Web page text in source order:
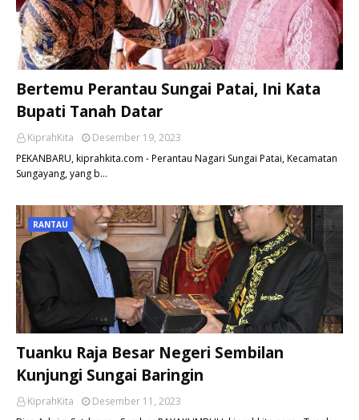
Bertemu Perantau Sungai Patai, Ini Kata
Bupati Tanah Datar
KiprahKita
Desember 19, 2023
PEKANBARU, kiprahkita.com - Perantau Nagari Sungai Patai, Kecamatan
Sungayang, yang b…
RANTAU
Tuanku Raja Besar Negeri Sembilan
Kunjungi Sungai Baringin
KiprahKita
Desember 11, 2023